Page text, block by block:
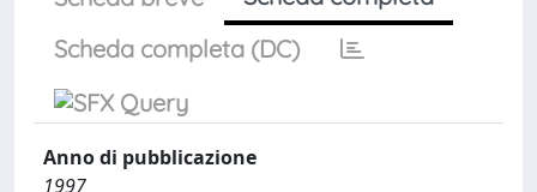
Scheda completa (DC)
Anno di pubblicazione
1997